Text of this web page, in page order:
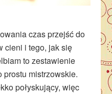
czas przejść do
cieni i tego, jak się
to zestawienie
prostu mistrzowskie.
połyskujący, więc